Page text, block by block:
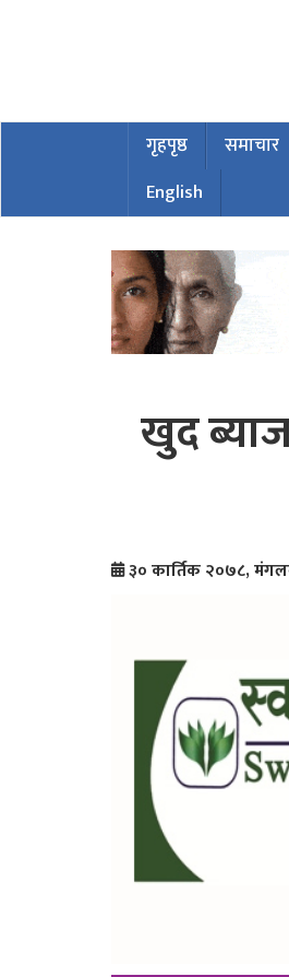
गृहपृष्ठ समाचार
English
खुद
३० कार्तिक २०७८,